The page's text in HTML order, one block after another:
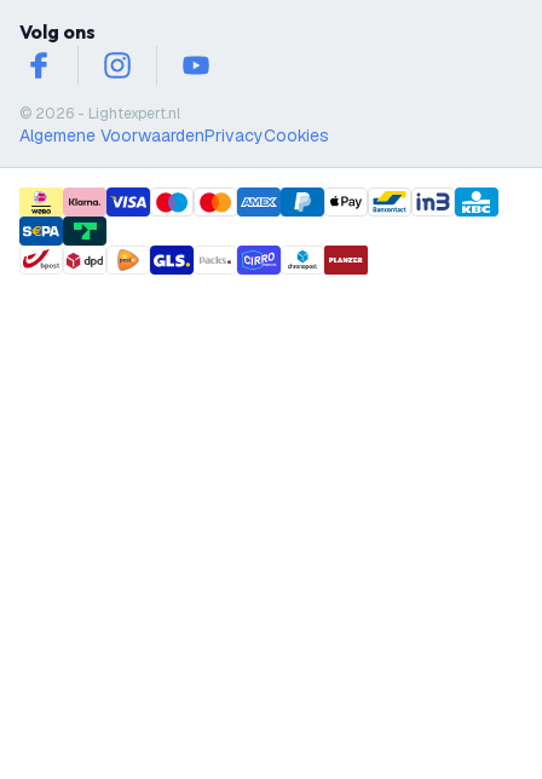
Volg ons
facebookinstagramyoutube
© 2026 - Lightexpert.nl
Algemene VoorwaardenPrivacyCookies
payment methods
shipment methods